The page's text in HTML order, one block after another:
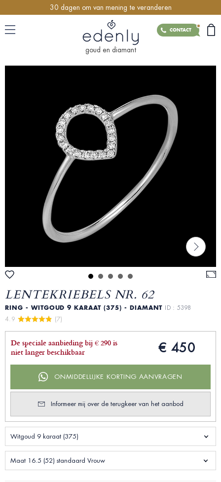
30 dagen om van mening te veranderen
CONTACT
goud en diamant
LENTEKRIEBELS NR. 62
RING - WITGOUD 9 KARAAT (375) - DIAMANT ID : 5398
4.9
(7)
De speciale aanbieding bij € 290 is
niet langer beschikbaar
€ 450
ONMIDDELLIJKE KORTING AANVRAGEN
Informeer mij over de terugkeer van het aanbod
Witgoud 9 karaat (375)
Maat 16.5 (52) standaard Vrouw